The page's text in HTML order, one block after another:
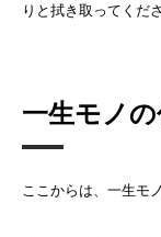
りと拭き取ってくださ
一生モノ
ここからは、一生モ